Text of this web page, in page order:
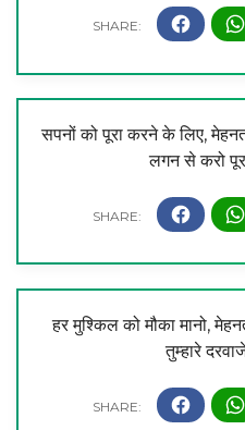
सपनों को पूरा करने के लिए,
लगन से करो
हर मुश्किल को मौका मानो,
तुम्हारे